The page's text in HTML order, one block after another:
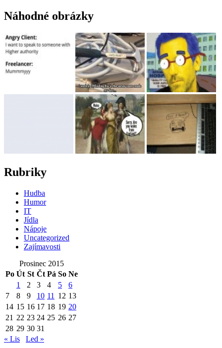
Náhodné obrázky
Rubriky
Hudba
Humor
IT
Jídla
Nápoje
Uncategorized
Zajímavosti
Prosinec 2015
Po Út St Čt Pá So Ne
1
2 3 4 5
6
7
8 9 10 11 12 13
14 15 16 17 18 19 20
21 22 23 24 25 26 27
28 29 30 31
« Lis
Led »